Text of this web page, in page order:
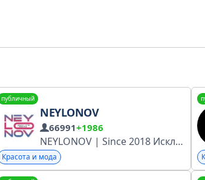
публичный
NEYLONOV
66991+1986
NEYLONOV | Since 2018 Исключительно оригинальная продукция! Предзаказ товара из заграницы по Вашим запросам. Доставка по всей России. Ассортимент - neylonov.ru ЭЛЕКТРОНИКА: @neylonov_electronics OUTLET: @neylonov_outlet Связь: @neylonov
Красота и мода